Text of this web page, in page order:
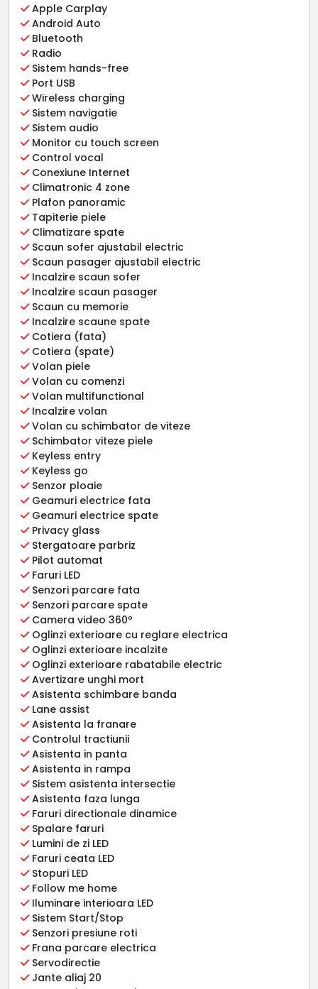
Apple Carplay
Android Auto
Bluetooth
Radio
Sistem hands-free
Port USB
Wireless charging
Sistem navigatie
Sistem audio
Monitor cu touch screen
Control vocal
Conexiune Internet
Climatronic 4 zone
Plafon panoramic
Tapiterie piele
Climatizare spate
Scaun sofer ajustabil electric
Scaun pasager ajustabil electric
Incalzire scaun sofer
Incalzire scaun pasager
Scaun cu memorie
Incalzire scaune spate
Cotiera (fata)
Cotiera (spate)
Volan piele
Volan cu comenzi
Volan multifunctional
Incalzire volan
Volan cu schimbator de viteze
Schimbator viteze piele
Keyless entry
Keyless go
Senzor ploaie
Geamuri electrice fata
Geamuri electrice spate
Privacy glass
Stergatoare parbriz
Pilot automat
Faruri LED
Senzori parcare fata
Senzori parcare spate
Camera video 360º
Oglinzi exterioare cu reglare electrica
Oglinzi exterioare incalzite
Oglinzi exterioare rabatabile electric
Avertizare unghi mort
Asistenta schimbare banda
Lane assist
Asistenta la franare
Controlul tractiunii
Asistenta in panta
Asistenta in rampa
Sistem asistenta intersectie
Asistenta faza lunga
Faruri directionale dinamice
Spalare faruri
Lumini de zi LED
Faruri ceata LED
Stopuri LED
Follow me home
Iluminare interioara LED
Sistem Start/Stop
Senzori presiune roti
Frana parcare electrica
Servodirectie
Jante aliaj 20